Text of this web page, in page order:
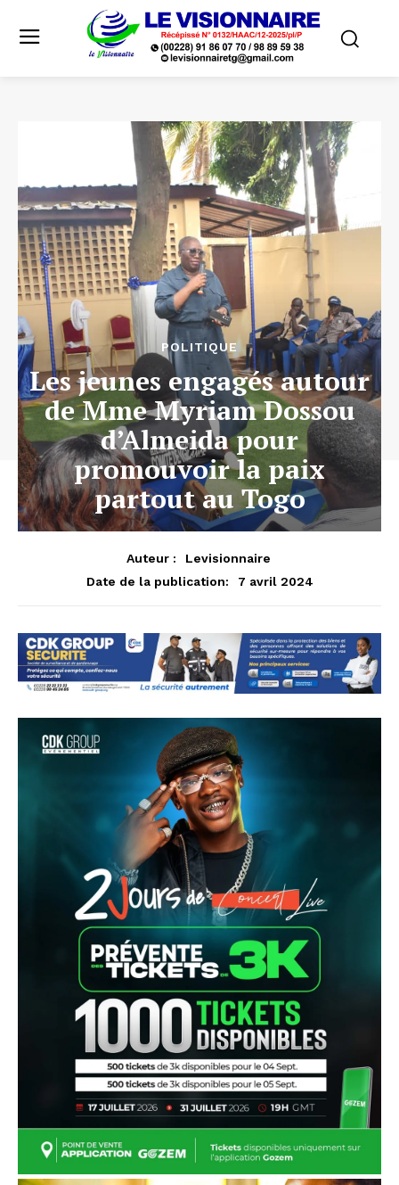
POLITIQUE
Les jeunes engagés autour
de Mme Myriam Dossou
d’Almeida pour
promouvoir la paix
partout au Togo
Auteur :
Levisionnaire
Date de la publication:
7 avril 2024